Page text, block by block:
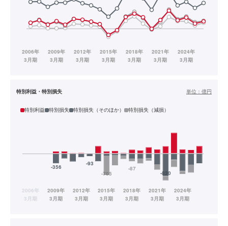
特別利益・特別損失 単位： 億円
特別利益 特別損失 特別損失（そのほか） 特別損失（減損）